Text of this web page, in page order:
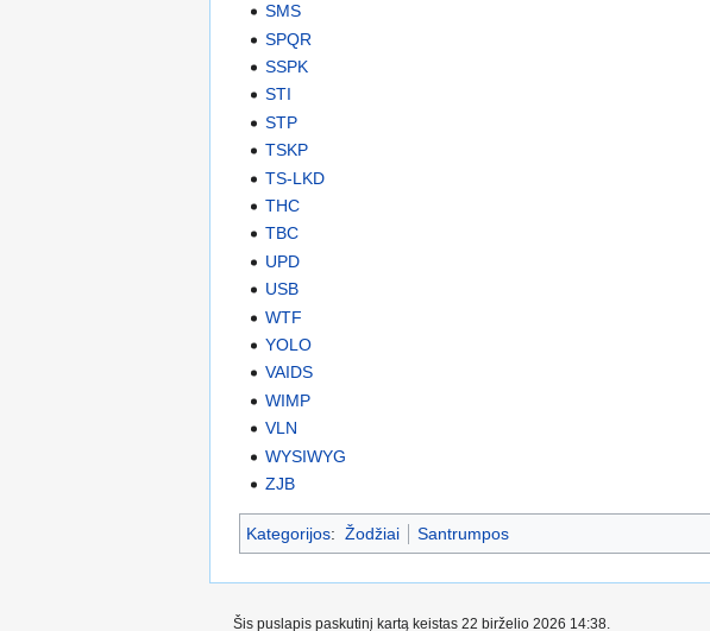
SMS
SPQR
SSPK
STI
STP
TSKP
TS-LKD
THC
TBC
UPD
USB
WTF
YOLO
VAIDS
WIMP
VLN
WYSIWYG
ZJB
Kategorijos: Žodžiai Santrumpos
Šis puslapis paskutinį kartą keistas 22 birželio 2026 14:38.